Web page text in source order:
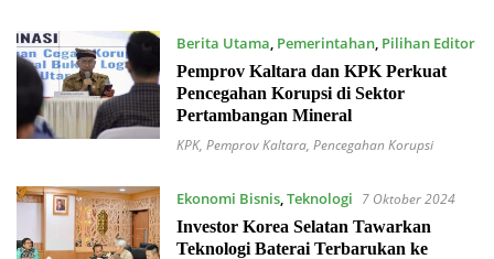
Berita Utama, Pemerintahan, Pilihan Editor
8 Oktober 2024
Pemprov Kaltara dan KPK Perkuat
Pencegahan Korupsi di Sektor
Pertambangan Mineral
KPK, Pemprov Kaltara, Pencegahan Korupsi
Ekonomi Bisnis,Teknologi 7 Oktober 2024
Investor Korea Selatan Tawarkan
Teknologi Baterai Terbarukan ke